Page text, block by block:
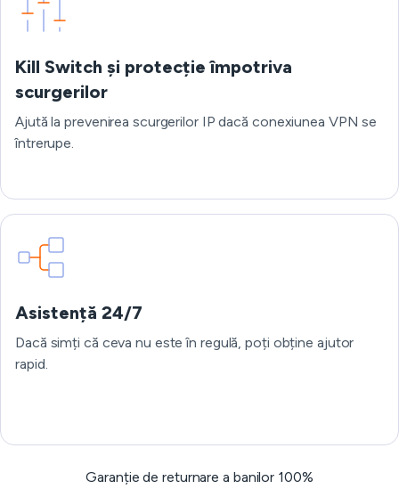
Kill Switch și protecție împotriva
scurgerilor
Ajută la prevenirea scurgerilor IP dacă conexiunea VPN se
întrerupe.
Asistență 24/7
Dacă simți că ceva nu este în regulă, poți obține ajutor
rapid.
Garanție de returnare a banilor 100%